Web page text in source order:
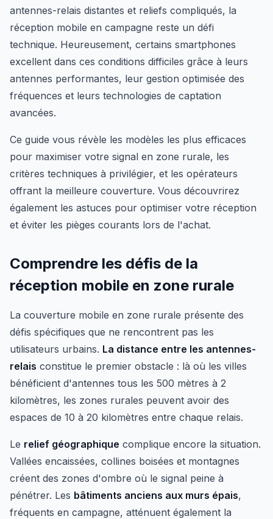
antennes-relais distantes et reliefs compliqués, la
réception mobile en campagne reste un défi
technique. Heureusement, certains smartphones
excellent dans ces conditions difficiles grâce à leurs
antennes performantes, leur gestion optimisée des
fréquences et leurs technologies de captation
avancées.
Ce guide vous révèle les modèles les plus efficaces
pour maximiser votre signal en zone rurale, les
critères techniques à privilégier, et les opérateurs
offrant la meilleure couverture. Vous découvrirez
également les astuces pour optimiser votre réception
et éviter les pièges courants lors de l'achat.
Comprendre les défis de la
réception mobile en zone rurale
La couverture mobile en zone rurale présente des
défis spécifiques que ne rencontrent pas les
utilisateurs urbains. La distance entre les antennes-
relais constitue le premier obstacle : là où les villes
bénéficient d'antennes tous les 500 mètres à 2
kilomètres, les zones rurales peuvent avoir des
espaces de 10 à 20 kilomètres entre chaque relais.
Le relief géographique complique encore la situation.
Vallées encaissées, collines boisées et montagnes
créent des zones d'ombre où le signal peine à
pénétrer. Les bâtiments anciens aux murs épais,
fréquents en campagne, atténuent également la